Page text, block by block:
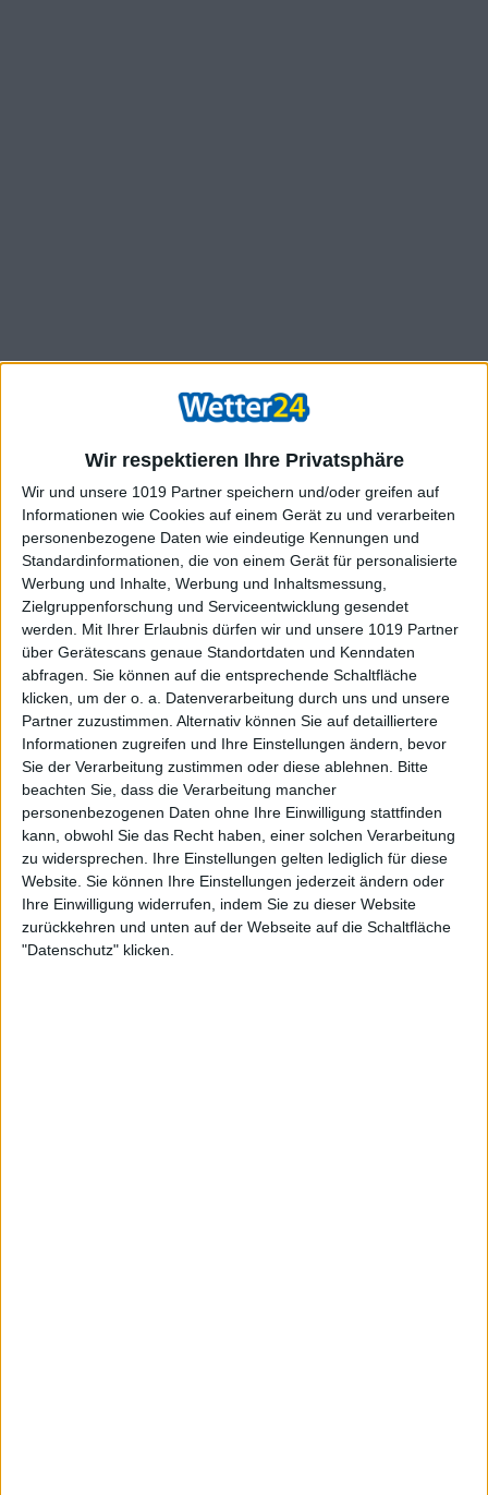
Wir respektieren Ihre Privatsphäre
Wir und unsere 1019 Partner speichern und/oder greifen auf
Informationen wie Cookies auf einem Gerät zu und verarbeiten
personenbezogene Daten wie eindeutige Kennungen und
Standardinformationen, die von einem Gerät für personalisierte
Werbung und Inhalte, Werbung und Inhaltsmessung,
Zielgruppenforschung und Serviceentwicklung gesendet
werden.
Mit Ihrer Erlaubnis dürfen wir und unsere 1019 Partner
über Gerätescans genaue Standortdaten und Kenndaten
abfragen. Sie können auf die entsprechende Schaltfläche
klicken, um der o. a. Datenverarbeitung durch uns und unsere
Partner zuzustimmen. Alternativ können Sie auf detailliertere
Informationen zugreifen und Ihre Einstellungen ändern, bevor
Sie der Verarbeitung zustimmen oder diese ablehnen.
Bitte
beachten Sie, dass die Verarbeitung mancher
personenbezogenen Daten ohne Ihre Einwilligung stattfinden
kann, obwohl Sie das Recht haben, einer solchen Verarbeitung
zu widersprechen. Ihre Einstellungen gelten lediglich für diese
Website. Sie können Ihre Einstellungen jederzeit ändern oder
Ihre Einwilligung widerrufen, indem Sie zu dieser Website
zurückkehren und unten auf der Webseite auf die Schaltfläche
"Datenschutz" klicken.